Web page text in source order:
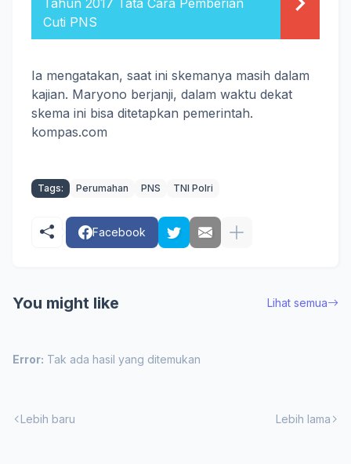
Tahun 2017 Tata Cara Pemberian
Cuti PNS
Ia mengatakan, saat ini skemanya masih dalam
kajian. Maryono berjanji, dalam waktu dekat
skema ini bisa ditetapkan pemerintah.
kompas.com
Tags: Perumahan PNS TNI Polri
Facebook
You might like Lihat semua
Error: Tak ada hasil yang ditemukan
Lebih baru Lebih lama